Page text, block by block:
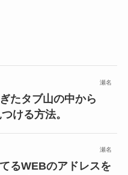
瀬名
たタブ山の中から
ける方法。
瀬名
るWEBのアドレスを